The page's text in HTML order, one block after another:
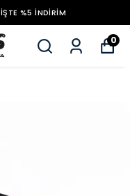
%5 İNDIRIM
0